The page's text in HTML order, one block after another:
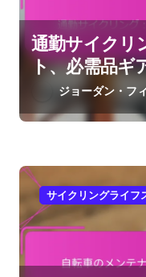
通勤サイクリ
ト、必需品ギ
ジョーダン・フ
サイクリングライフ